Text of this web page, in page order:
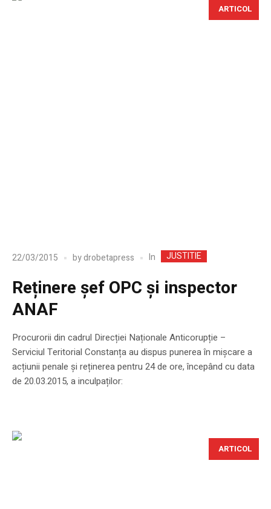
ARTICOL
22/03/2015 bydrobetapress In JUSTITIE
Reținere șef OPC și inspector
ANAF
Procurorii din cadrul Direcției Naționale Anticorupție –
Serviciul Teritorial Constanța au dispus punerea în mișcare a
acțiunii penale și reținerea pentru 24 de ore, începând cu data
de 20.03.2015, a inculpaților:
ARTICOL